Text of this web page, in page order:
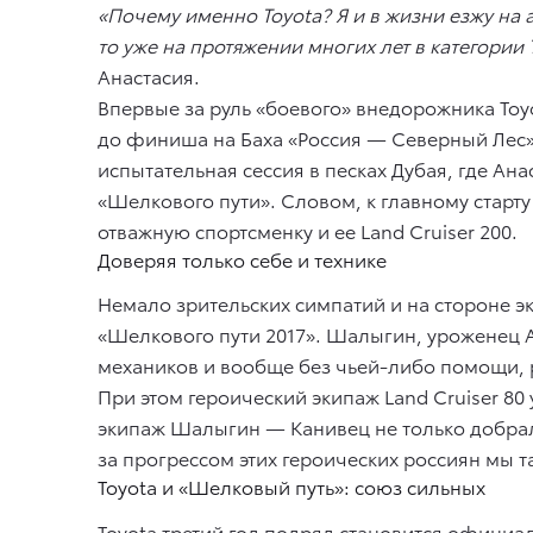
«Почему именно Toyota? Я и в жизни езжу
то уже на протяжении многих лет в
Анастасия.
Впервые за руль «боевого» внедорожника
до финиша на Баха «Россия — Северный
испытательная сессия в песках Дубая, где
«Шелкового пути». Словом, к главному
отважную спортсменку и ее Land Cruiser 200.
Доверяя только себе и технике
Немало зрительских симпатий и на стороне
«Шелкового пути 2017». Шалыгин, уроженец
механиков и вообще без чьей-либо помощи,
При этом героический экипаж Land Cruiser
экипаж Шалыгин — Канивец не только
за прогрессом этих героических россиян
Toyota и «Шелковый путь»: союз сильных